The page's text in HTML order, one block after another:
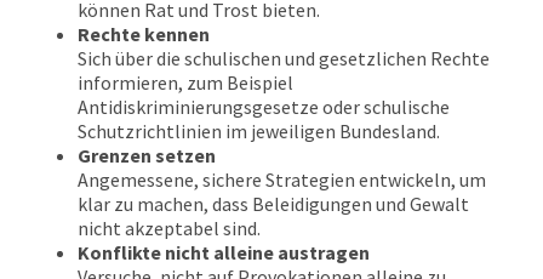
können Rat und Trost bieten.
Rechte kennen
Sich über die schulischen und gesetzlichen Rechte
informieren, zum Beispiel
Antidiskriminierungsgesetze oder schulische
Schutzrichtlinien im jeweiligen Bundesland.
Grenzen setzen
Angemessene, sichere Strategien entwickeln, um
klar zu machen, dass Beleidigungen und Gewalt
nicht akzeptabel sind.
Konflikte nicht alleine austragen